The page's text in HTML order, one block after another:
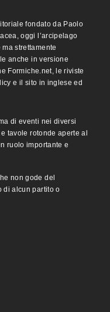
fondato da Paolo
oggi l’arcipelago
strettamente
anche in versione
Formiche.net, le riviste
e il sito in inglese ed
di eventi nei diversi
tavole rotonde aperte al
ruolo importante e
non gode del
di alcun partito o